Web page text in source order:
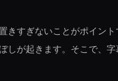
きすぎないことがポイン
しが起きます。そこで、